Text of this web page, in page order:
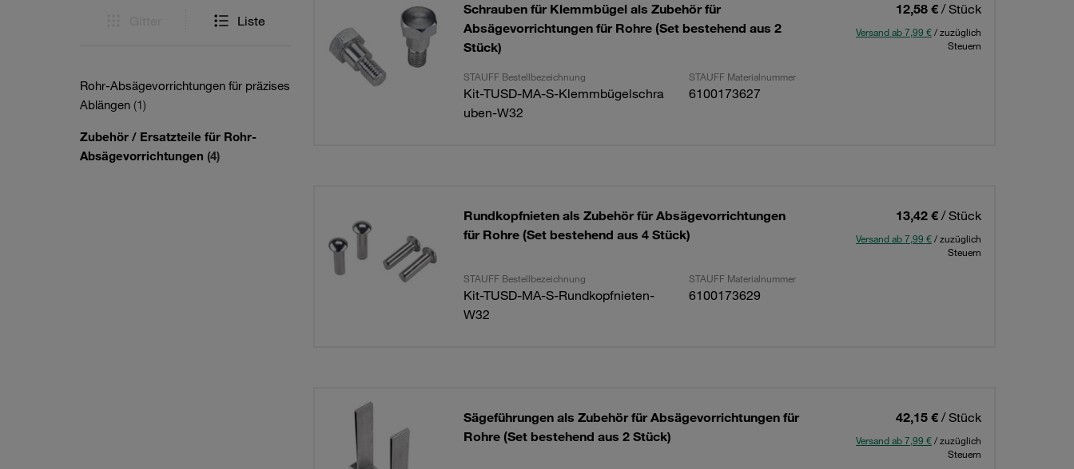
Liste
Rohr-Absägevorrichtungen für präzises
Ablängen (1)
Zubehör / Ersatzteile für Rohr-
Absägevorrichtungen (4)
Schrauben für Klemmbügel als Zubehör für
Absägevorrichtungen für Rohre (Set bestehend aus 2
Stück)
12,58 € / Stück
Versand ab 7,99 €/ zuzüglich
Steuern
STAUFF Bestellbezeichnung STAUFF Materialnummer
Kit-TUSD-MA-S-Klemmbügelschra
uben-W32
6100173627
Rundkopfnieten als Zubehör für Absägevorrichtungen
für Rohre (Set bestehend aus 4 Stück)
13,42 € / Stück
Versand ab 7,99 €/ zuzüglich
Steuern
STAUFF Bestellbezeichnung STAUFF Materialnummer
Kit-TUSD-MA-S-Rundkopfnieten-
W32
6100173629
Sägeführungen als Zubehör für Absägevorrichtungen für
Rohre (Set bestehend aus 2 Stück)
42,15 € / Stück
Versand ab 7,99 €/ zuzüglich
Steuern